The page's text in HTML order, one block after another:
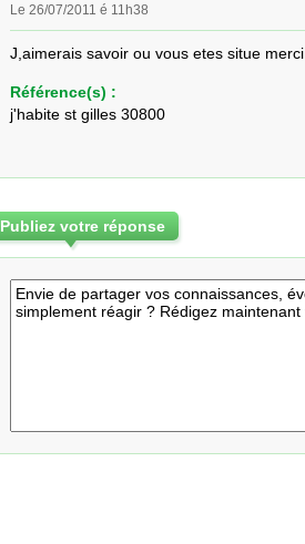
Le 26/07/2011 é 11h38
J,aimerais savoir ou vous etes situe merci
Référence(s) :
j'habite st gilles 30800
Publiez votre réponse